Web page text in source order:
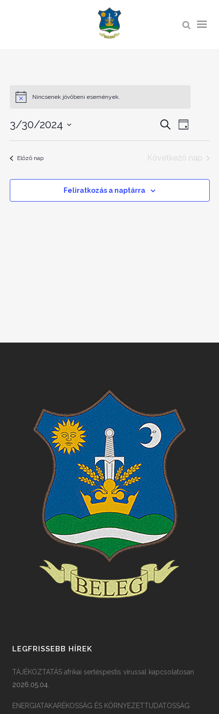
Nincsenek jövőbeni események.
KERESÉSE
ÉS
Keresett
kifejezés
Day
3/30/2024
Előző nap Következő nap
Feliratkozás a naptárra
LEGFRISSEBB HÍREK
TÁJÉKOZTATÁS afrikai sertéspestis vírussal kapcsolatosan
2026.05.04.
ENERGIATAKARÉKOSSÁG ÉS KÖRNYEZETTUDATOSSÁG